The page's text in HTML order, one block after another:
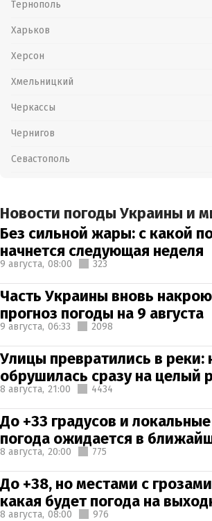
Тернополь
Харьков
Херсон
Хмельницкий
Черкассы
Чернигов
Севастополь
Новости погоды Украины и
Без сильной жары: с какой
начнется следующая неделя
9 августа, 08:00 323
Часть Украины вновь
прогноз погоды на 9 августа
9 августа, 06:33 2098
Улицы превратились в реки:
обрушилась сразу на целый
8 августа, 21:00 4434
До +33 градусов и
погода ожидается в
8 августа, 20:00 775
До +38, но местами с
какая будет погода на
8 августа, 08:00 976